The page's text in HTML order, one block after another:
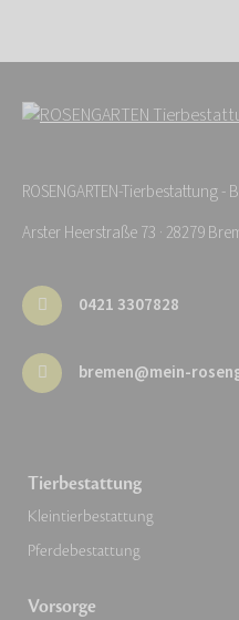
ROSENGARTEN-Tierbestattung -
Arster Heerstraße 73 · 28279
0421 3307828
bremen@mein-
Tierbestattung
Kleintierbestattung
Pferdebestattung
Vorsorge